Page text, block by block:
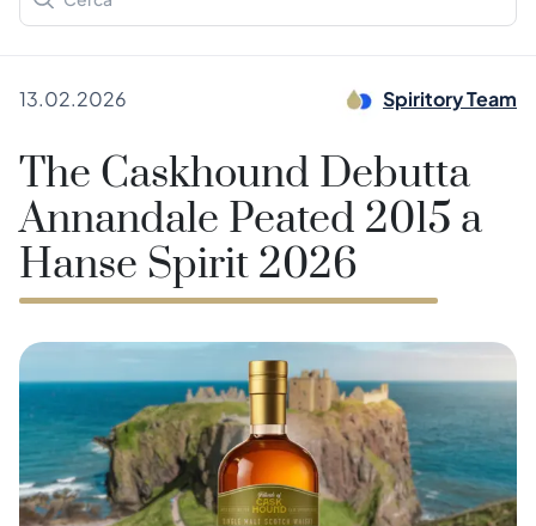
13.02.2026 Spiritory Team
The Caskhound Debutta
Annandale Peated 2015 a
Hanse Spirit 2026